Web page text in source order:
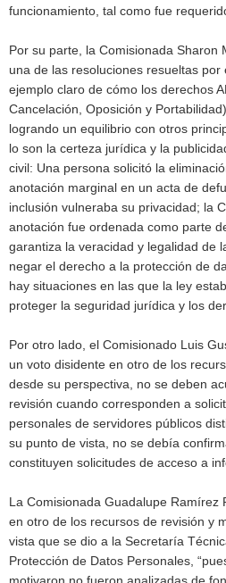
funcionamiento, tal como fue
Por su parte, la Comisionada Sharon
una de las resoluciones resueltas
ejemplo claro de cómo los derechos
Cancelación, Oposición y
logrando un equilibrio con otros
lo son la certeza jurídica y la
civil: Una persona solicitó la
anotación marginal en un acta de
inclusión vulneraba su privacidad; la
anotación fue ordenada como parte
garantiza la veracidad y legalidad de
negar el derecho a la protección de
hay situaciones en las que la ley
proteger la seguridad jurídica y los
Por otro lado, el Comisionado Luis
un voto disidente en otro de los
desde su perspectiva, no se deben
revisión cuando corresponden a
personales de servidores públicos
su punto de vista, no se debía
constituyen solicitudes de acceso a
La Comisionada Guadalupe Ramírez
en otro de los recursos de revisión y
vista que se dio a la Secretaría
Protección de Datos Personales,